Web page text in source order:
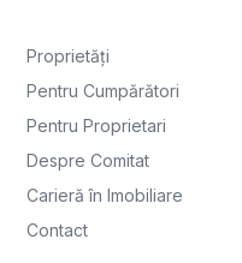
Proprietăți
Pentru Cumpărători
Pentru Proprietari
Despre Comitat
Carieră în Imobiliare
Contact